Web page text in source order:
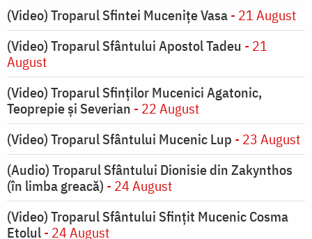
(Video) Troparul Sfintei Mucenițe Vasa- 21 August
(Video) Troparul Sfântului Apostol Tadeu - 21
August
(Video) Troparul Sfinților Mucenici Agatonic,
Teoprepie și Severian - 22 August
(Video) Troparul Sfântului Mucenic Lup - 23 August
(Audio) Troparul Sfântului Dionisie din Zakynthos
(în limba greacă) - 24 August
(Video) Troparul Sfântului Sfințit Mucenic Cosma
Etolul- 24 August